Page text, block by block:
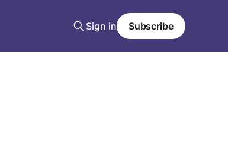
Sign in Subscribe